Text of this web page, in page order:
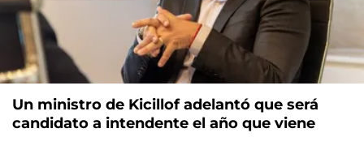
Un ministro de Kicillof adelantó que será
candidato a intendente el año que viene